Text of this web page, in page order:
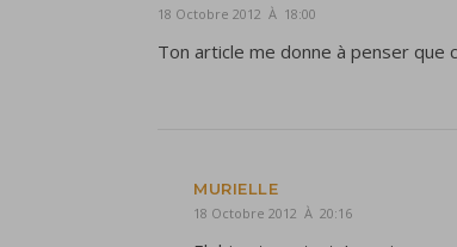
18 Octobre 2012 À 18:00
Ton article me donne à penser que
MURIELLE
18 Octobre 2012 À 20:16